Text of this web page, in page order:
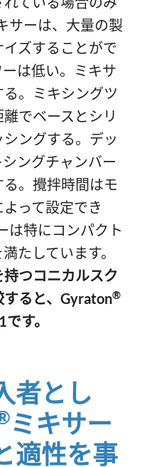
サーは、大量の製
ズすることがで
は低い。ミキサ
。ミキシングツ
でベースとシリ
ングする。デッ
ングチャンバー
。攪拌時間はモ
って設定でき
は特にコンパクト
たしています。
つコニカルスク
すると、Gyraton®
1です。
者とし
ミキサー
適性を事